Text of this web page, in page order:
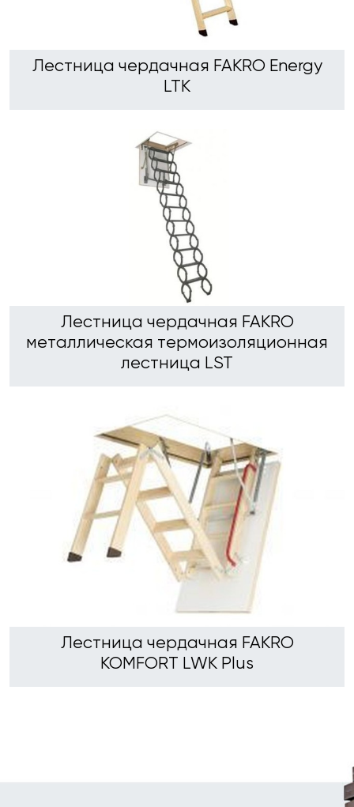
Лестница чердачная FAKRO Energy
LTK
Лестница чердачная FAKRO
металлическая термоизоляционная
лестница LST
Лестница чердачная FAKRO
KOMFORT LWK Plus